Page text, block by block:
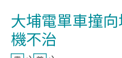
大埔電單車撞
機不治